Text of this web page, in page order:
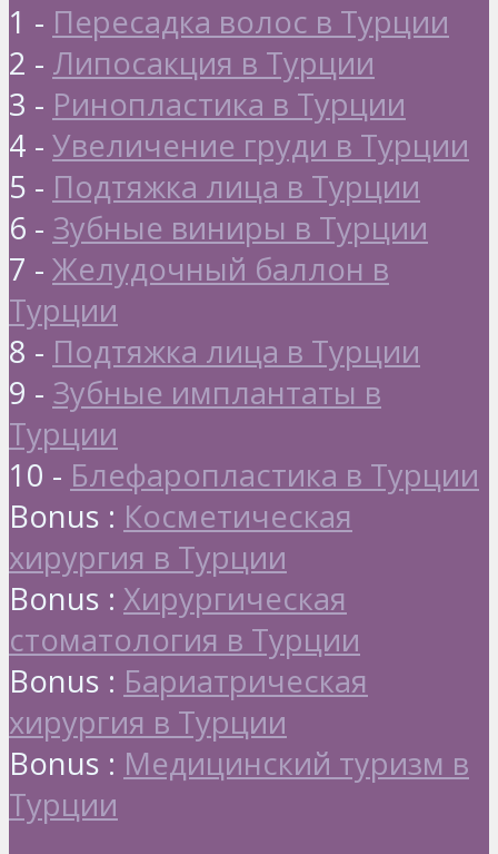
1 - Пересадка волос в Турции
2 - Липосакция в Турции
3 - Ринопластика в Турции
4 - Увеличение груди в Турции
5 - Подтяжка лица в Турции
6 - Зубные виниры в Турции
7 - Желудочный баллон в
Турции
8 - Подтяжка лица в Турции
9 - Зубные имплантаты в
Турции
10 - Блефаропластика в Турции
Bonus : Косметическая
хирургия в Турции
Bonus : Хирургическая
стоматология в Турции
Bonus : Бариатрическая
хирургия в Турции
Bonus : Медицинский туризм в
Турции